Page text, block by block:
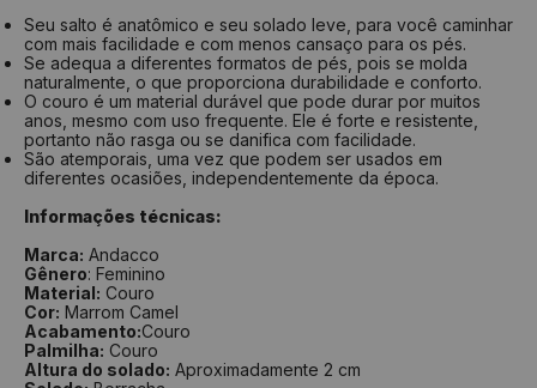
Seu salto é anatômico e seu solado leve, para você caminhar
com mais facilidade e com menos cansaço para os pés.
Se adequa a diferentes formatos de pés, pois se molda
naturalmente, o que proporciona durabilidade e conforto.
O couro é um material durável que pode durar por muitos
anos, mesmo com uso frequente. Ele é forte e resistente,
portanto não rasga ou se danifica com facilidade.
São atemporais, uma vez que podem ser usados em
diferentes ocasiões, independentemente da época.
Informações técnicas:
Marca: Andacco
Gênero: Feminino
Material: Couro
Cor: Marrom Camel
Acabamento:Couro
Palmilha: Couro
Altura do solado: Aproximadamente 2 cm